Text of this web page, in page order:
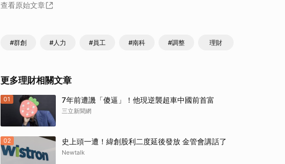
查看原始文章
#群創 #人力 #員工 #南科 #調整 理財
更多理財相關文章
01 7年前遭譏「傻逼」！他現逆襲超車中國前首富
三立新聞網
02 史上頭一遭！緯創股利二度延後發放 金管會講話了
Newtalk